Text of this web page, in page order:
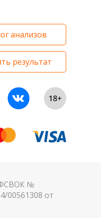
анализов
результат
ФСВОК №
00561308 от